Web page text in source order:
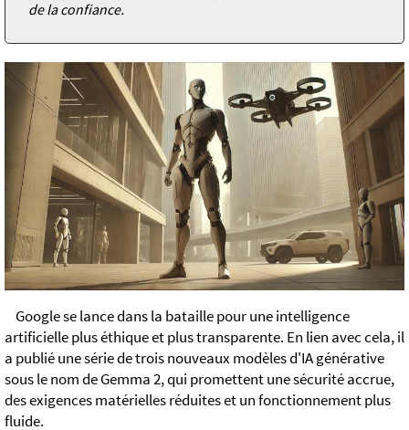
de la confiance.
Google se lance dans la bataille pour une intelligence
artificielle plus éthique et plus transparente. En lien avec cela, il
a publié une série de trois nouveaux modèles d'IA générative
sous le nom de Gemma 2, qui promettent une sécurité accrue,
des exigences matérielles réduites et un fonctionnement plus
fluide.